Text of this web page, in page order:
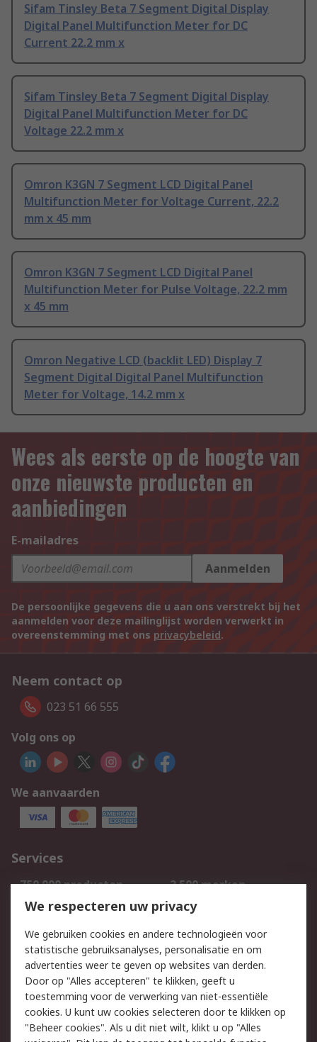
Sifam Tinsley Beta 7 Segment Digital Display
Digital Panel Multifunction Meter for DC
Current 22.2 mm x
Sifam Tinsley Beta 7 Segment Digital Display
Digital Panel Multifunction Meter for DC
Voltage 22.2 mm x
Omron K3GN 7 Segment LCD Digital Panel
Multifunction Meter for Voltage Current, 22.2
mm x 45 mm
Omron K3GN 7 Segment LCD Digital Panel
Multifunction Meter for Pulse Voltage, 22.2 mm
x 45 mm
Omron Negative LCD (backlit LED) Display 7
Segment Digital Digital Panel Multifunction
Meter for Voltage, 14.2 mm x
Wees als eerste op de hoogte van
onze nieuwste producten en
aanbiedingen
E-mailadres
Aanmelden
De persoonlijke gegevens die u aan ons verstrekt bij het
aanmelden voor deze mailinglijst worden verwerkt in
overeenstemming met ons privacybeleid.
Neem contact op
023 51 66 555
Volg ons op
We aanvaarden
Services
750.000 producten
2.500 merken
Bestellen
Inkoopoplossingen
Track & Trace
Wettelijk
Cookiebeleid
Email veiligheid
Privacybeleid
Websitevoorwaarden
We respecteren uw privacy
We gebruiken cookies en andere technologieën voor
statistische gebruiksanalyses, personalisatie en om
advertenties weer te geven op websites van derden.
Door op "Alles accepteren" te klikken, geeft u
toestemming voor de verwerking van niet-essentiële
cookies. U kunt uw cookies selecteren door te klikken op
"Beheer cookies". Als u dit niet wilt, klikt u op "Alles